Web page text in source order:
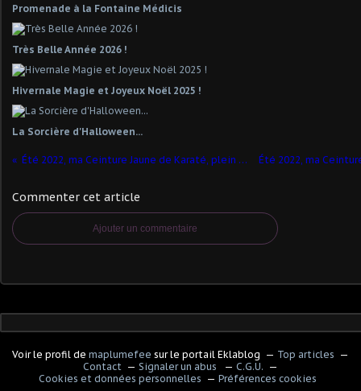
Promenade à la Fontaine Médicis
Très Belle Année 2026 !
Hivernale Magie et Joyeux Noël 2025 !
La Sorcière d'Halloween...
Été 2022, ma Ceinture Jaune de Karaté, plein de pensées pour vous et un grand MERCI !
Commenter cet article
Ajouter un commentaire
Voir le profil de maplumefee sur le portail Eklablog
Top articles
Contact
Signaler un abus
C.G.U.
Cookies et données personnelles
Préférences cookies